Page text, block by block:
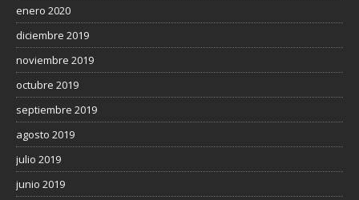
enero 2020
diciembre 2019
noviembre 2019
octubre 2019
septiembre 2019
agosto 2019
julio 2019
junio 2019